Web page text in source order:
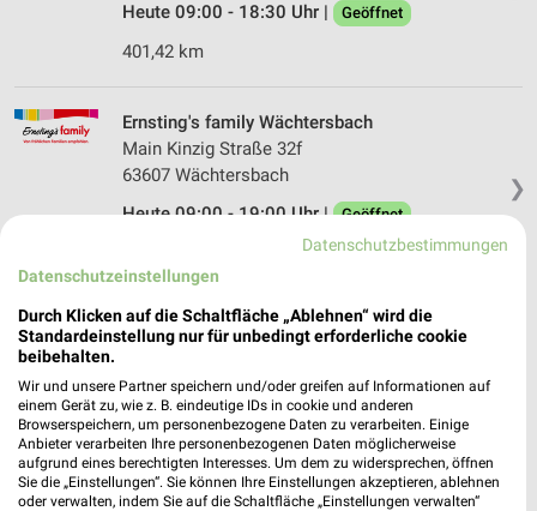
Heute 09:00 - 18:30 Uhr |
Geöffnet
401,42 km
❯
Ernsting's family Wächtersbach
Main Kinzig Straße 32f
63607 Wächtersbach
Heute 09:00 - 19:00 Uhr | Geöffnet
Ernsting's family Hanau
Fahrstrasse 1
63450 Hanau
Heute 09:00 - 20:00 Uhr | Geöffnet
409,29 km
Datenschutzbestimmungen
Datenschutzeinstellungen
Durch Klicken auf die Schaltfläche „Ablehnen“ wird die
Standardeinstellung nur für unbedingt erforderliche cookie
beibehalten.
Wir und unsere Partner speichern und/oder greifen auf Informationen auf
einem Gerät zu, wie z. B. eindeutige IDs in cookie und anderen
Browserspeichern, um personenbezogene Daten zu verarbeiten. Einige
Anbieter verarbeiten Ihre personenbezogenen Daten möglicherweise
aufgrund eines berechtigten Interesses. Um dem zu widersprechen, öffnen
Sie die „Einstellungen“. Sie können Ihre Einstellungen akzeptieren, ablehnen
oder verwalten, indem Sie auf die Schaltfläche „Einstellungen verwalten“